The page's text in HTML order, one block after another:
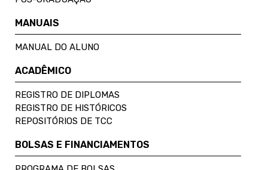
MANUAIS
MANUAL DO ALUNO
ACADÊMICO
REGISTRO DE DIPLOMAS
REGISTRO DE HISTÓRICOS
REPOSITÓRIOS DE TCC
BOLSAS E FINANCIAMENTOS